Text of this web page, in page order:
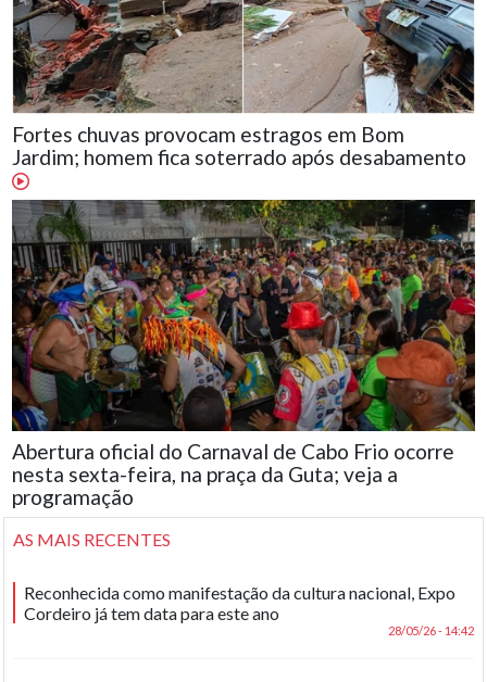
Fortes chuvas provocam estragos em Bom
Jardim; homem fica soterrado após desabamento
Abertura oficial do Carnaval de Cabo Frio ocorre
nesta sexta-feira, na praça da Guta; veja a
programação
AS MAIS RECENTES
Reconhecida como manifestação da cultura nacional, Expo
Cordeiro já tem data para este ano
28/05/26 - 14:42